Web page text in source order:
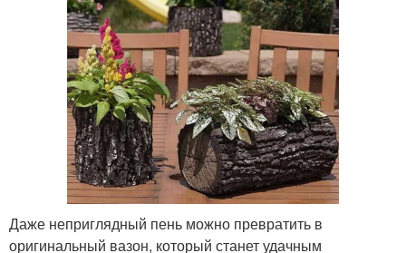
Даже неприглядный пень можно превратить в
оригинальный вазон, который станет удачным